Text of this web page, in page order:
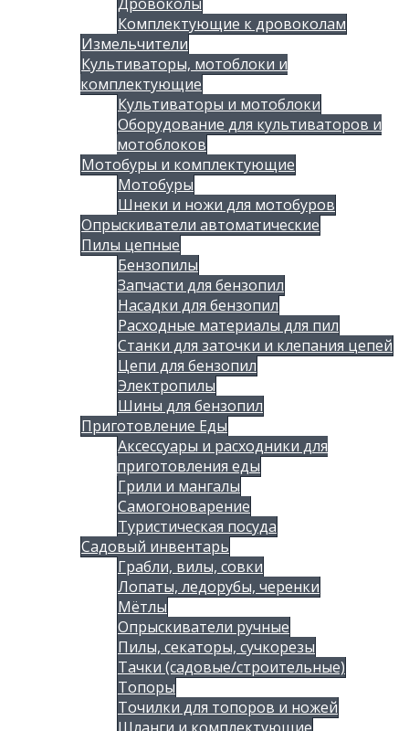
Комплектующие к дровоколам
Измельчители
Культиваторы, мотоблоки и
комплектующие
Культиваторы и мотоблоки
Оборудование для культиваторов и
мотоблоков
Мотобуры и комплектующие
Мотобуры
Шнеки и ножи для мотобуров
Опрыскиватели автоматические
Пилы цепные
Бензопилы
Запчасти для бензопил
Насадки для бензопил
Расходные материалы для пил
Станки для заточки и клепания цепей
Цепи для бензопил
Электропилы
Шины для бензопил
Приготовление Еды
Аксессуары и расходники для
приготовления еды
Грили и мангалы
Самогоноварение
Туристическая посуда
Садовый инвентарь
Грабли, вилы, совки
Лопаты, ледорубы, черенки
Мётлы
Опрыскиватели ручные
Пилы, секаторы, сучкорезы
Тачки (садовые/строительные)
Топоры
Точилки для топоров и ножей